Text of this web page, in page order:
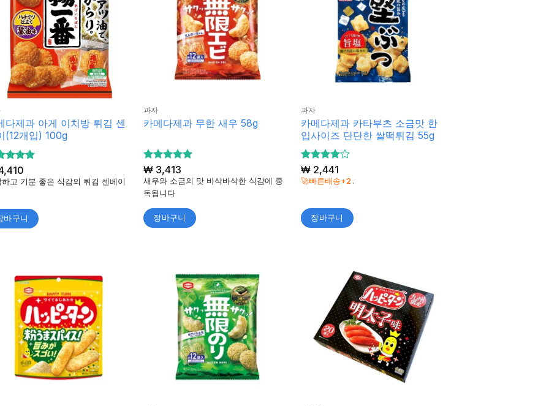
다제과 아게 이치방 튀김 센
(12개입) 100g
에서
평가
하고 기분 좋은 식감의 튀김 센베이
바구니
과자
카메다제과 무한 새우 58g
5 중에서
5로 평가
됨
₩3,413
새우와 소금의 맛 바삭바삭한 식감에 중
독됩니다
장바구니
과자
카메다제과 카타부츠 소금맛 한
입사이즈 단단한 쌀떡튀김 55g
5 중에서
4로 평
₩2,441
🚀빠른배송+2.
장바구니